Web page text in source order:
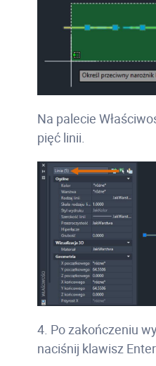
Na palecie
pięć linii.
4. Po zakończeniu
naciśnij klawisz Enter.